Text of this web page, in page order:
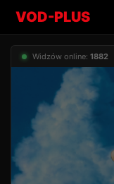
VOD-PLUS
Widzów online: 1882